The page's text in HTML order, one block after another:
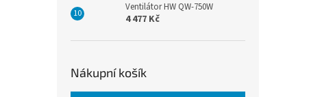
Ventilátor HW QW-750W
4 477 Kč
Nákupní košík